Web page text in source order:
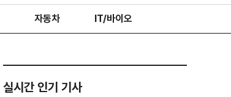
자동차 IT/바이오
실시간 인기 기사